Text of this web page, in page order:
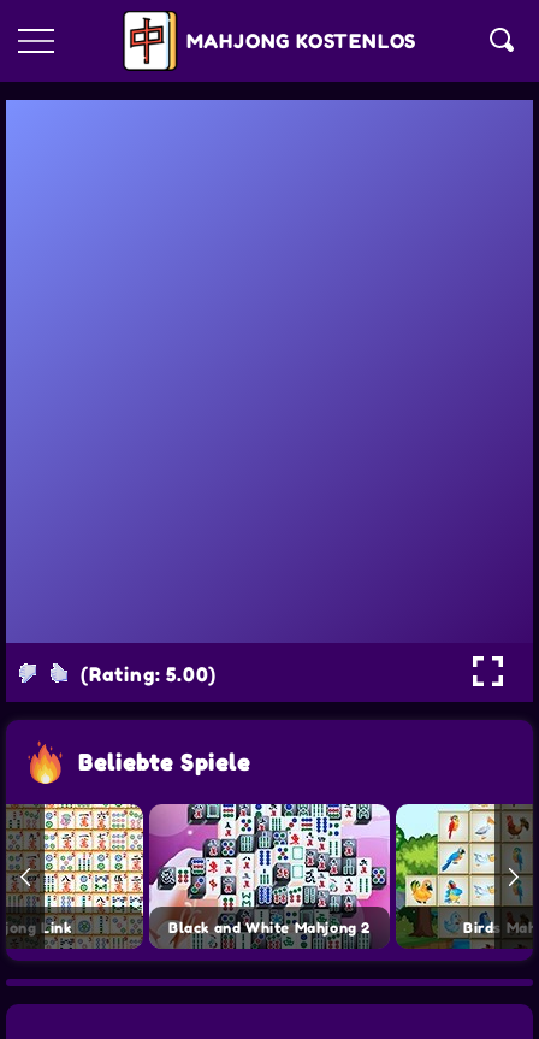
MAHJONG KOSTENLOS
(Rating: 5.00)
Beliebte Spiele
Link Black and White Mahjong 2 Birds